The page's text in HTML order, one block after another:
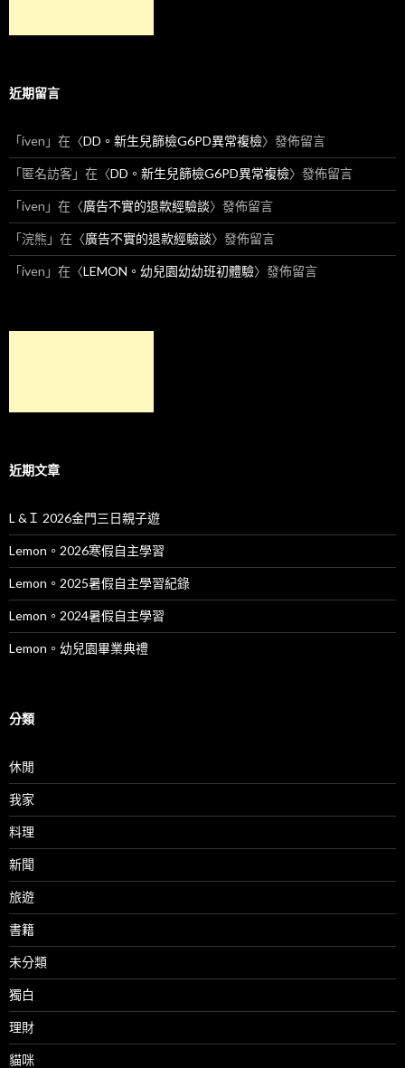
近期留言
「iven 」在〈DD。新生兒篩檢G6PD異常複檢〉發佈留言
「匿名訪客」在〈DD。新生兒篩檢G6PD異常複檢〉發佈留言
「iven 」在〈廣告不實的退款經驗談〉發佈留言
「浣熊 」在〈廣告不實的退款經驗談〉發佈留言
「iven 」在〈LEMON。幼兒園幼幼班初體驗〉發佈留言
近期文章
L &Ｉ 2026金門三日親子遊
Lemon。2026寒假自主學習
Lemon。2025暑假自主學習紀錄
Lemon。2024暑假自主學習
Lemon。幼兒園畢業典禮
分類
休閒
我家
料理
新聞
旅遊
書籍
未分類
獨白
理財
貓咪